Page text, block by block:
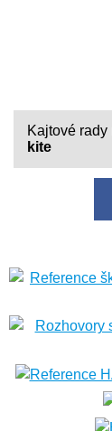
Kajtové rady
kite